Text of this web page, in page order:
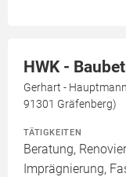
HWK -
Gerhart -
91301 Gräfenberg)
TÄTIGKEITEN
Beratung,
Imprägnierung,